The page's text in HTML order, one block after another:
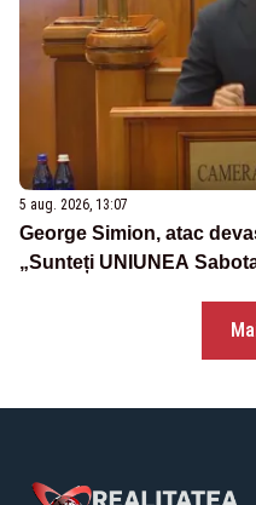
5 aug. 2026, 13:07
George Simion, atac
„Sunteți UNIUNEA